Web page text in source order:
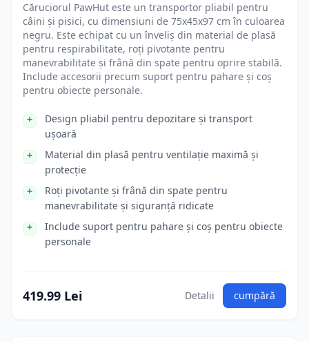
Căruciorul PawHut este un transportor pliabil pentru
câini și pisici, cu dimensiuni de 75x45x97 cm în culoarea
negru. Este echipat cu un înveliș din material de plasă
pentru respirabilitate, roți pivotante pentru
manevrabilitate și frână din spate pentru oprire stabilă.
Include accesorii precum suport pentru pahare și coș
pentru obiecte personale.
Design pliabil pentru depozitare și transport
ușoară
Material din plasă pentru ventilație maximă și
protecție
Roți pivotante și frână din spate pentru
manevrabilitate și siguranță ridicate
Include suport pentru pahare și coș pentru obiecte
personale
419.99 Lei Detalii cumpără